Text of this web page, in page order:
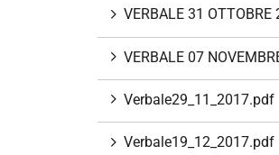
VERBALE 31
VERBALE 07
Verbale29_11_2017.pdf
Verbale19_12_2017.pdf